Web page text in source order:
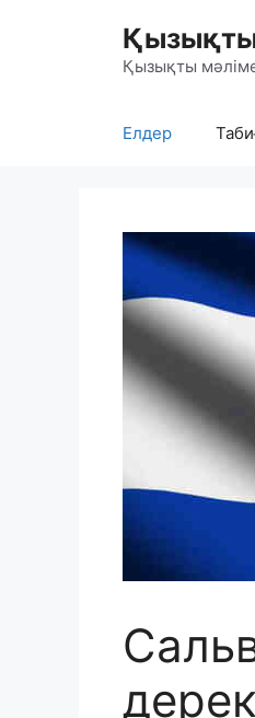
Қызықты
Қызықты
Елдер